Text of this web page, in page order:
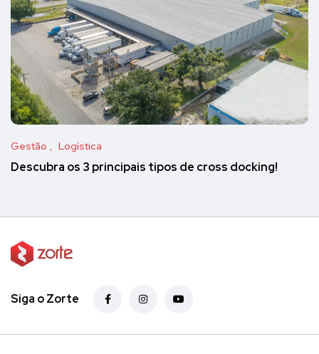
Gestão Logística
Descubra os 3 principais tipos de cross docking!
Siga o Zorte